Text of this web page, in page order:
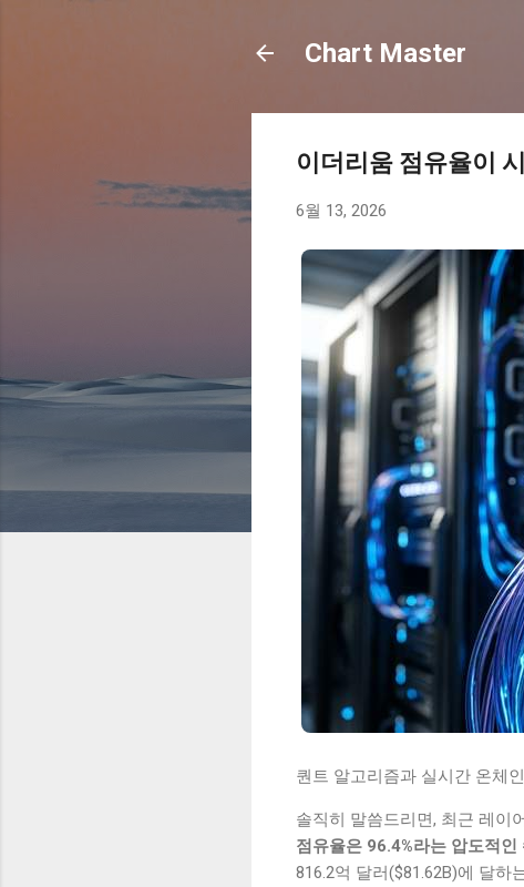
Chart Master
이더리움 점유율이
6월 13, 2026
퀀트 알고리즘과 실시간 온체
솔직히 말씀드리면, 최근 레이
점유율은 96.4%라는 압도적인
816.2억 달러($81.62B)에 달하